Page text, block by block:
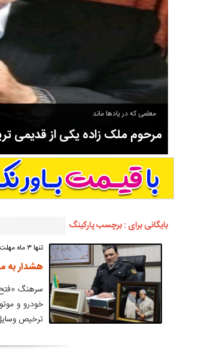
معلمی که در یادها ماند
مرحوم ملک زاده یکی از قدیمی
سوادآموزی و عضو موسس مدرسه اورنگ سیاهکل نیز بود و در
بایگانی برای : برچسب پارکینگ
تنها ۳ ماه مهلت دارند
هشدار به
خودرو و
ترخیص